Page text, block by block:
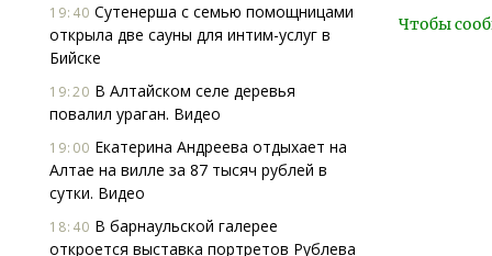
19:40 Сутенерша с семью помощницами
открыла две сауны для интим-услуг в
Бийске
19:20 В Алтайском селе деревья
повалил ураган. Видео
19:00 Екатерина Андреева отдыхает на
Алтае на вилле за 87 тысяч рублей в
сутки. Видео
18:40 В барнаульской галерее
откроется выставка портретов Рублева
Чтобы